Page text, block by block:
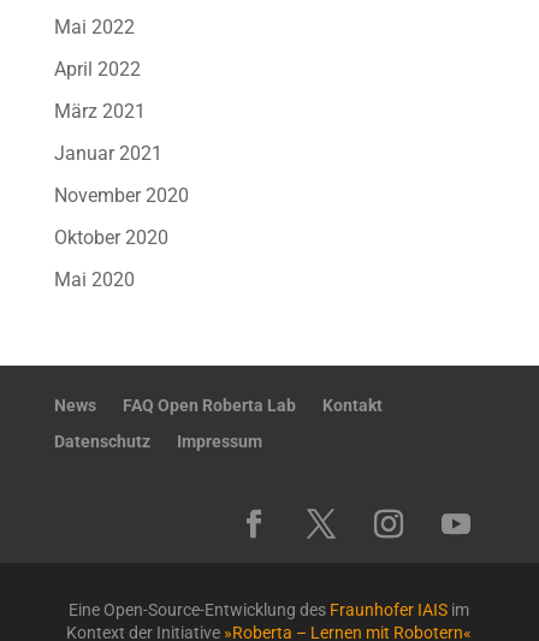
Mai 2022
April 2022
März 2021
Januar 2021
November 2020
Oktober 2020
Mai 2020
News FAQ Open Roberta Lab
Kontakt
Datenschutz
Impressum
Eine Open-Source-Entwicklung des Fraunhofer IAIS im
Kontext der Initiative »Roberta – Lernen mit Robotern«